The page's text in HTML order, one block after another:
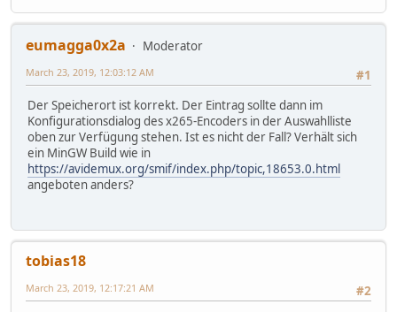
eumagga0x2a
Moderator
#1
March 23, 2019, 12:03:12 AM
Der Speicherort ist korrekt. Der Eintrag sollte dann im
Konfigurationsdialog des x265-Encoders in der Auswahlliste
oben zur Verfügung stehen. Ist es nicht der Fall? Verhält sich
ein MinGW Build wie in
https://avidemux.org/smif/index.php/topic,18653.0.html
angeboten anders?
tobias18
#2
March 23, 2019, 12:17:21 AM